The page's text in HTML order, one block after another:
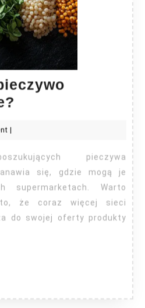
bezglutenowe?
się, gdzie mogą je
supermarketach. Warto
że coraz więcej sieci
do swojej oferty produkty